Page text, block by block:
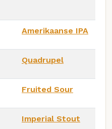
Amerikaanse IPA
Quadrupel
Fruited Sour
Imperial Stout